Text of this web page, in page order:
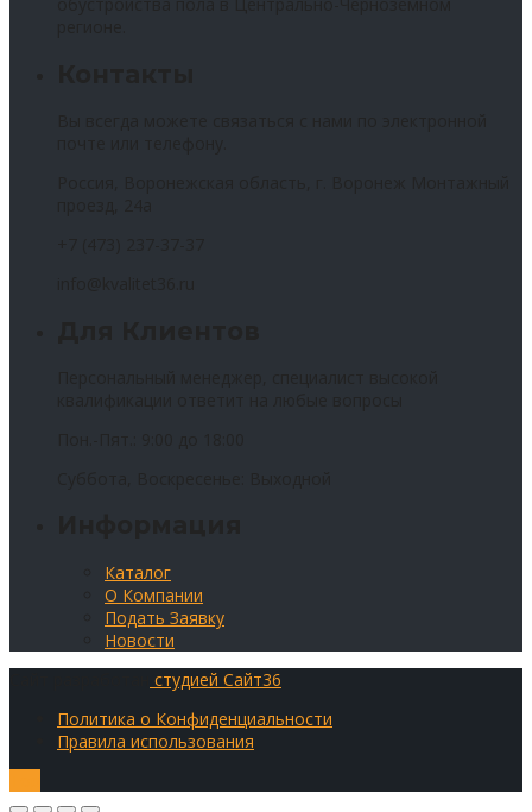
Каталог
О Компании
Подать Заявку
Новости
студией Сайт36
Политика о Конфиденциальности
Правила использования